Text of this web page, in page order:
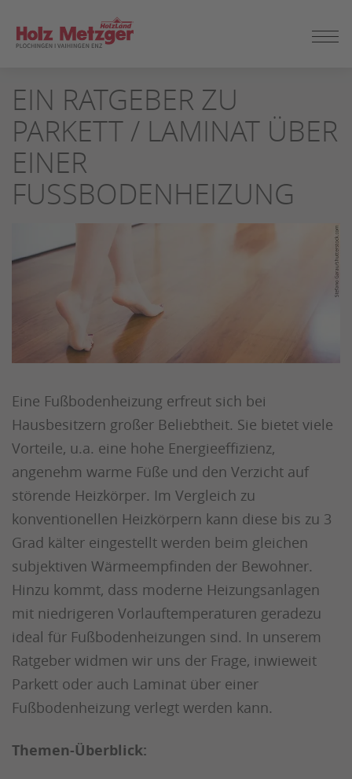
SEITENINHALT
SPRINGEN
EIN RATGEBER ZU
PARKETT / LAMINAT ÜBER
EINER
FUSSBODENHEIZUNG
Eine Fußbodenheizung erfreut sich bei
Hausbesitzern großer Beliebtheit. Sie bietet viele
Vorteile, u.a. eine hohe Energieeffizienz,
angenehm warme Füße und den Verzicht auf
störende Heizkörper. Im Vergleich zu
konventionellen Heizkörpern kann diese bis zu 3
Grad kälter eingestellt werden beim gleichen
subjektiven Wärmeempfinden der Bewohner.
Hinzu kommt, dass moderne Heizungsanlagen
mit niedrigeren Vorlauftemperaturen geradezu
ideal für Fußbodenheizungen sind. In unserem
Ratgeber widmen wir uns der Frage, inwieweit
Parkett oder auch Laminat über einer
Fußbodenheizung verlegt werden kann.
Themen-Überblick: